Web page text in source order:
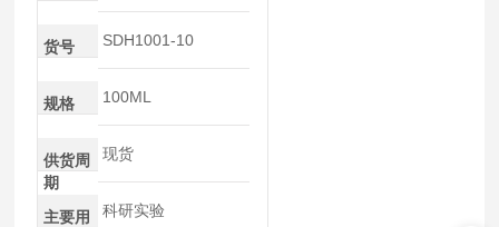
货号 SDH1001-10
规格 100ML
供货周
期
现货
主要用
科研实验